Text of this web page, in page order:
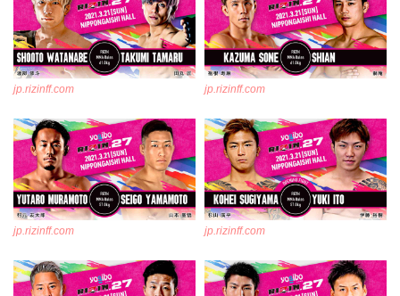
jp.rizinff.com jp.rizinff.com
jp.rizinff.com jp.rizinff.com